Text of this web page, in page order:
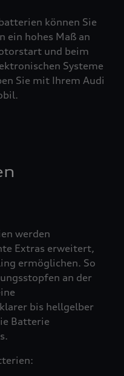
können Sie
ein hohes Maß an
und beim
Systeme
Sie mit Ihrem Audi
werden
Extras erweitert,
ermöglichen. So
an der
bis hellgelber
Batterie